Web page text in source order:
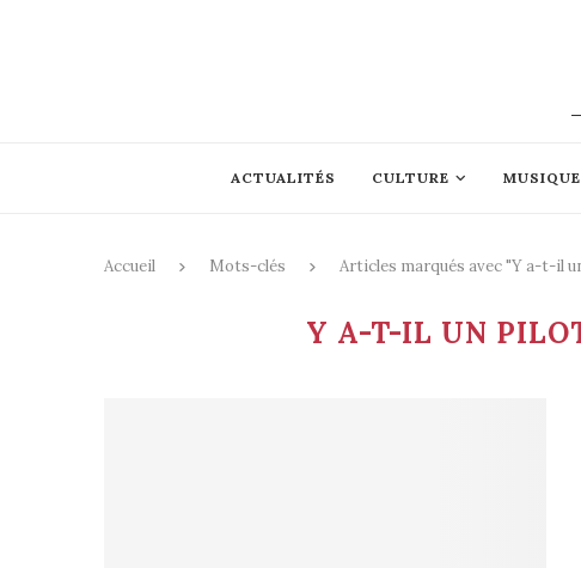
ACTUALITÉS CULTURE MUSIQUE
Accueil Mots-clés Articles marqués avec "Y a-t-il
Y A-T-IL UN